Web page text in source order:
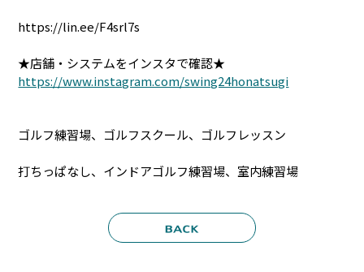
https://lin.ee/F4srl7s
★店舗・システムをインスタで確認★
https://www.instagram.com/swing24honatsugi
ゴルフ練習場、ゴルフスクール、ゴルフレッスン
打ちっぱなし、インドアゴルフ練習場、室内練習場